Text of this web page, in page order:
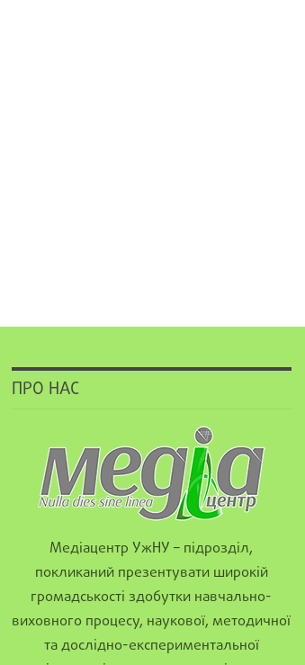
ПРО НАС
Медіацентр УжНУ – підрозділ,
покликаний презентувати широкій
громадськості здобутки навчально-
виховного процесу, наукової, методичної
та дослідно-експериментальної